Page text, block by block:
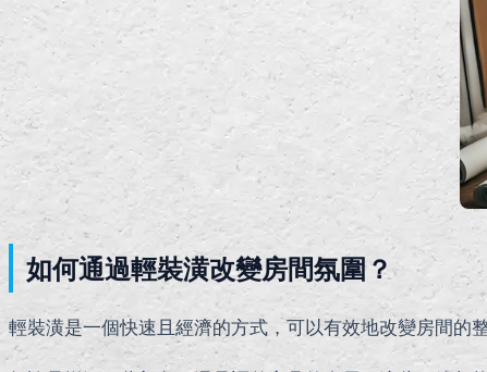
如何通過輕裝潢改變房間氛圍？
輕裝潢是一個快速且經濟的方式，可以有效地改變房間的